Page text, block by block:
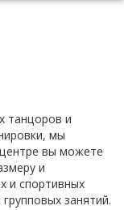
танцоров и
мы
вы можете
и
и спортивных
занятий.